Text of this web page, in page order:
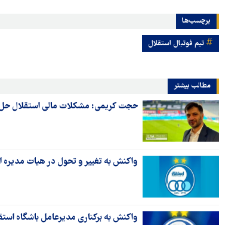
برچسب‌ها
تیم فوتبال استقلال
مطالب بیشتر
حجت کریمی: مشکلات مالی استقلال
واکنش به تغییر و تحول در هیات
واکنش به برکناری مدیرعامل باشگاه